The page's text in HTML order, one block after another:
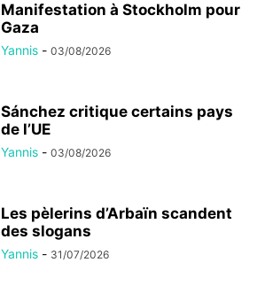
Manifestation à Stockholm pour
Gaza
Yannis - 03/08/2026
Sánchez critique certains pays
de l’UE
Yannis - 03/08/2026
Les pèlerins d’Arbaïn scandent
des slogans
Yannis - 31/07/2026